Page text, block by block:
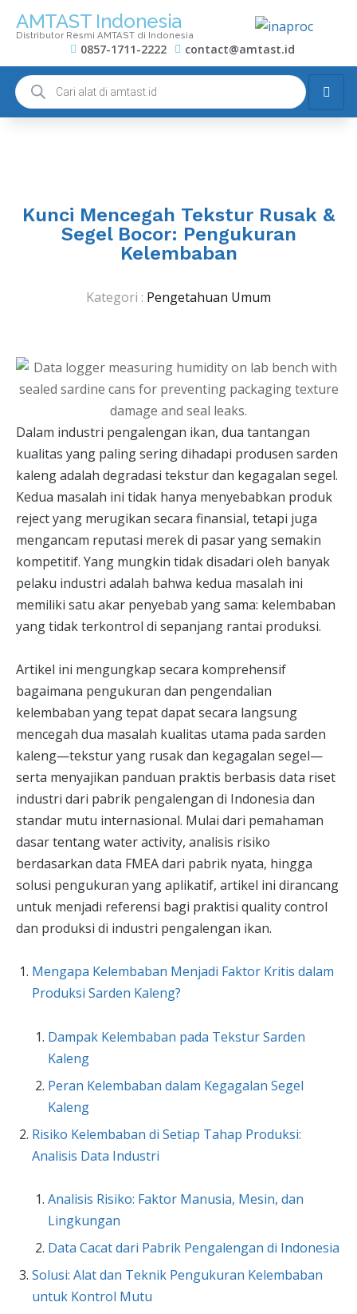
AMTAST Indonesia
Distributor Resmi AMTAST di Indonesia
0857-1711-2222 contact@amtast.id
Kunci Mencegah Tekstur Rusak &
Segel Bocor: Pengukuran
Kelembaban
Kategori : Pengetahuan Umum
Dalam industri pengalengan ikan, dua tantangan
kualitas yang paling sering dihadapi produsen sarden
kaleng adalah degradasi tekstur dan kegagalan segel.
Kedua masalah ini tidak hanya menyebabkan produk
reject yang merugikan secara finansial, tetapi juga
mengancam reputasi merek di pasar yang semakin
kompetitif. Yang mungkin tidak disadari oleh banyak
pelaku industri adalah bahwa kedua masalah ini
memiliki satu akar penyebab yang sama: kelembaban
yang tidak terkontrol di sepanjang rantai produksi.
Artikel ini mengungkap secara komprehensif
bagaimana pengukuran dan pengendalian
kelembaban yang tepat dapat secara langsung
mencegah dua masalah kualitas utama pada sarden
kaleng—tekstur yang rusak dan kegagalan segel—
serta menyajikan panduan praktis berbasis data riset
industri dari pabrik pengalengan di Indonesia dan
standar mutu internasional. Mulai dari pemahaman
dasar tentang water activity, analisis risiko
berdasarkan data FMEA dari pabrik nyata, hingga
solusi pengukuran yang aplikatif, artikel ini dirancang
untuk menjadi referensi bagi praktisi quality control
dan produksi di industri pengalengan ikan.
Mengapa Kelembaban Menjadi Faktor Kritis dalam
Produksi Sarden Kaleng?
Dampak Kelembaban pada Tekstur Sarden
Kaleng
Peran Kelembaban dalam Kegagalan Segel
Kaleng
Risiko Kelembaban di Setiap Tahap Produksi:
Analisis Data Industri
Analisis Risiko: Faktor Manusia, Mesin, dan
Lingkungan
Data Cacat dari Pabrik Pengalengan di Indonesia
Solusi: Alat dan Teknik Pengukuran Kelembaban
untuk Kontrol Mutu